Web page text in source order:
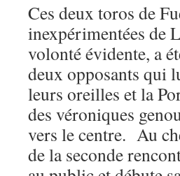
Ces deux toros de
inexpérimentées de
volonté évidente, a
deux opposants qui
leurs oreilles et la
des véroniques
vers le centre. Au
de la seconde